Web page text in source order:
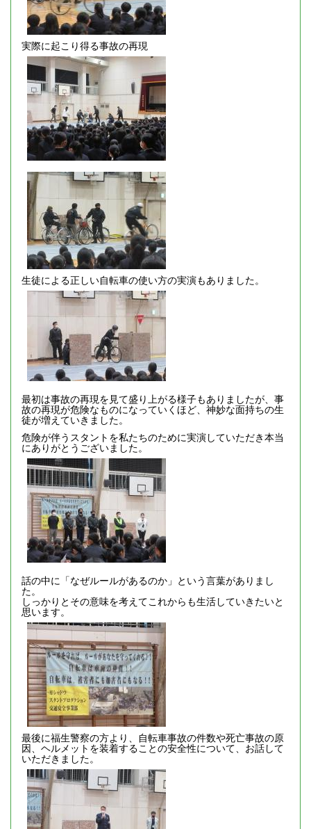
実際に起こり得る事故の再現
生徒による正しい自転車の使い方の実演もありました。
最初は事故の再現を見て盛り上がる様子もありましたが、事
故の再現が危険なものになっていくほど、神妙な面持ちの生
徒が増えていきました。
危険が伴うスタントを私たちのために実演していただき本当
にありがとうございました。
話の中に「なぜルールがあるのか」という言葉がありまし
た。
しっかりとその意味を考えてこれからも生活していきたいと
思います。
最後に福生警察の方より、自転車事故の件数や死亡事故の原
因、ヘルメットを装着することの安全性について、お話して
いただきました。